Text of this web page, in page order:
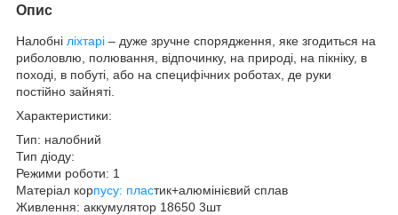
Опис
Налобні ліхтарі – дуже зручне спорядження, яке згодиться на
риболовлю, полювання, відпочинку, на природі, на пікніку, в
поході, в побуті, або на специфічних роботах, де руки
постійно зайняті.
Характеристики:
Тип: налобний
Тип дiоду:
Режими роботи: 1
Матеріал корпусу: пластик+алюмiнiєвий сплав
Живлення: аккумулятор 18650 3шт